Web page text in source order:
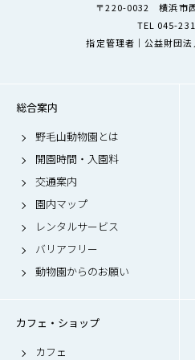
〒220-0032 横浜市
TEL 045-
指定管理者｜公益財団
総合案内
野毛山動物園とは
開園時間・入園料
交通案内
園内マップ
レンタルサービス
バリアフリー
動物園からのお願い
カフェ・ショップ
カフェ